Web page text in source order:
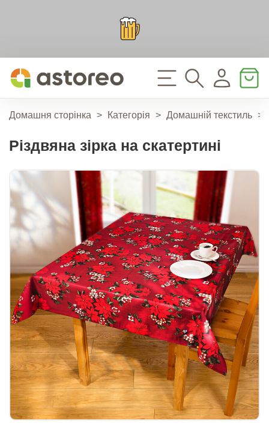
Домашня сторінка > Категорія > Домашній текстиль >
Різдвяна зірка на скатертині